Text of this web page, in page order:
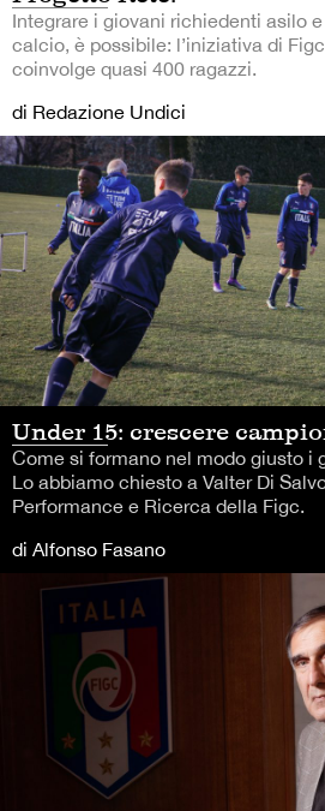
Integrare i giovani richiedenti asilo
calcio, è possibile: l’iniziativa di
coinvolge quasi 400 ragazzi.
di Redazione Undici
Under 15: crescere
Come si formano nel modo giusto i
Lo abbiamo chiesto a Valter Di
Performance e Ricerca della Figc.
di Alfonso Fasano